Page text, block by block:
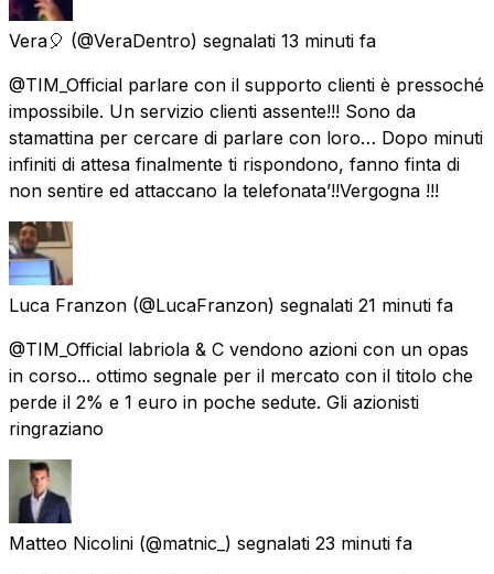
Vera🎈 (@VeraDentro) segnalati 13 minuti fa
@TIM_Official parlare con il supporto clienti è pressoché
impossibile. Un servizio clienti assente!!! Sono da
stamattina per cercare di parlare con loro… Dopo minuti
infiniti di attesa finalmente ti rispondono, fanno finta di
non sentire ed attaccano la telefonata’!!Vergogna !!!
Luca Franzon (@LucaFranzon) segnalati 21 minuti fa
@TIM_Official labriola & C vendono azioni con un opas
in corso... ottimo segnale per il mercato con il titolo che
perde il 2% e 1 euro in poche sedute. Gli azionisti
ringraziano
Matteo Nicolini (@matnic_) segnalati 23 minuti fa